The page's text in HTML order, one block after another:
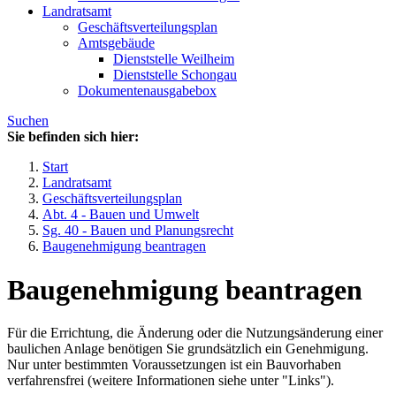
Landratsamt
Geschäftsverteilungsplan
Amtsgebäude
Dienststelle Weilheim
Dienststelle Schongau
Dokumentenausgabebox
Suchen
Sie befinden sich hier:
Start
Landratsamt
Geschäftsverteilungsplan
Abt. 4 - Bauen und Umwelt
Sg. 40 - Bauen und Planungsrecht
Baugenehmigung beantragen
Baugenehmigung beantragen
Für die Errichtung, die Änderung oder die Nutzungsänderung einer
baulichen Anlage benötigen Sie grundsätzlich ein Genehmigung.
Nur unter bestimmten Voraussetzungen ist ein Bauvorhaben
verfahrensfrei (weitere Informationen siehe unter "Links").